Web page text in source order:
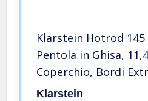
Klarstein Hotrod 145
Pentola in Ghisa,
Coperchio, Bordi
Cottura dall’alto,
Klarstein